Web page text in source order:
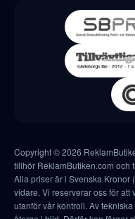
Copyright © 2026
tillhör ReklamButiken.com och
Alla priser är i Svenska Kronor
vidare. Vi reserverar oss för
utanför vår kontroll. Av